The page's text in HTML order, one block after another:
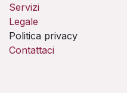
Servizi
Legale
Politica privacy
Contattaci